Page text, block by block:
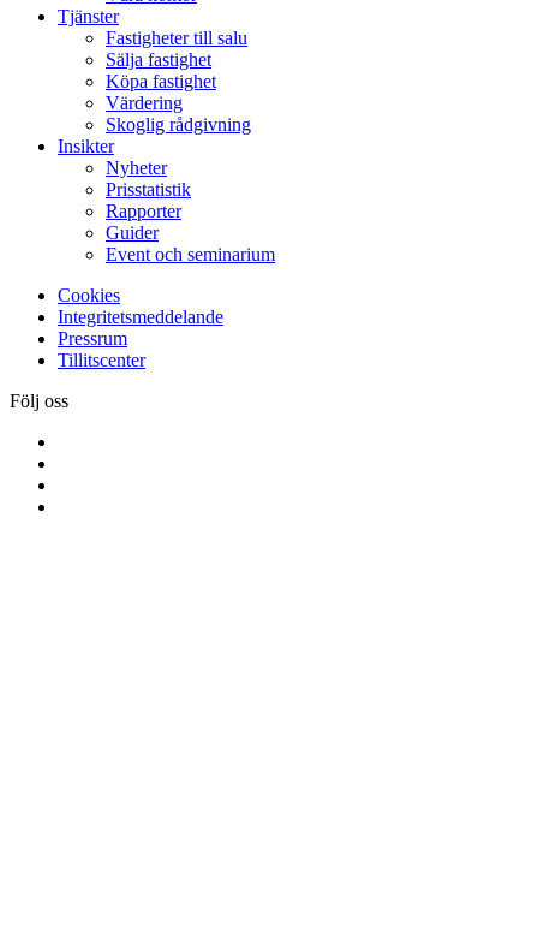
Tjänster
Fastigheter till salu
Sälja fastighet
Köpa fastighet
Värdering
Skoglig rådgivning
Insikter
Nyheter
Prisstatistik
Rapporter
Guider
Event och seminarium
Cookies
Integritetsmeddelande
Pressrum
Tillitscenter
Följ oss